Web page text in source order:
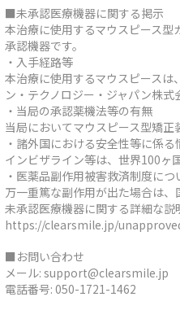
■未承認医療機器に関する掲示
本治療に使用するマウスピース
承認機器です。
・入手経路等
本治療に使用するマウスピース
ン・テクノロジー・ジャパン株
・当局の承認薬機法等の有無
当局においてマウスピース型矯
・諸外国における安全性等に係る
インビザライン等は、世界100ヶ
・医薬品副作用被害救済制度につ
万一重篤な副作用が出た場合は
未承認医療機器に関する詳細な
https://clearsmile.jp/
■お問い合わせ
メール: support@clearsmile.jp
電話番号: 050-1721-1462